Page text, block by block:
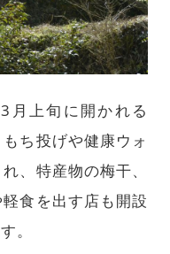
月上旬に開かれる
ち投げや健康ウォ
、特産物の梅干、
食を出す店も開設
。